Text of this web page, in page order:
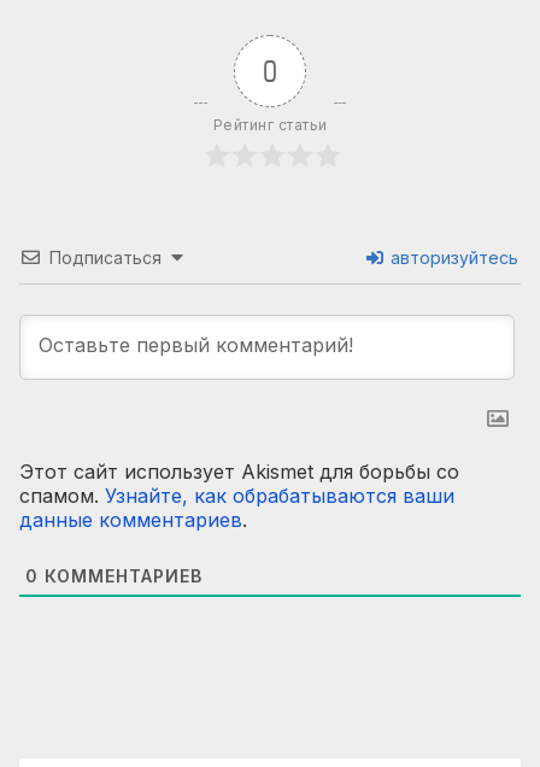
0
Рейтинг статьи
Подписаться авторизуйтесь
Этот сайт использует Akismet для борьбы со
спамом. Узнайте, как обрабатываются ваши
данные комментариев.
0 КОММЕНТАРИЕВ